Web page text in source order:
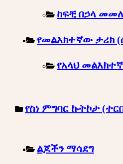
ከፍቺ በኃላ
የመልእክተኛው ታሪክ
የአላህ
የስነ ምግባር ኩትኮታ
ልጆችን ማሳደግ